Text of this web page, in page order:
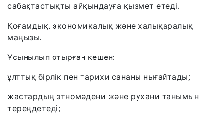
сабақтастықты айқындауға қызмет етеді.
Қоғамдық, экономикалық және халықаралық
маңызы.
Ұсынылып отырған кешен:
ұлттық бірлік пен тарихи сананы нығайтады;
жастардың этномәдени және рухани танымын
тереңдетеді;